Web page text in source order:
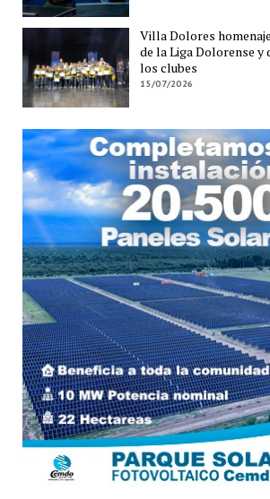
Villa Dolores
de la Liga Dolorense y
los clubes
15/07/2026